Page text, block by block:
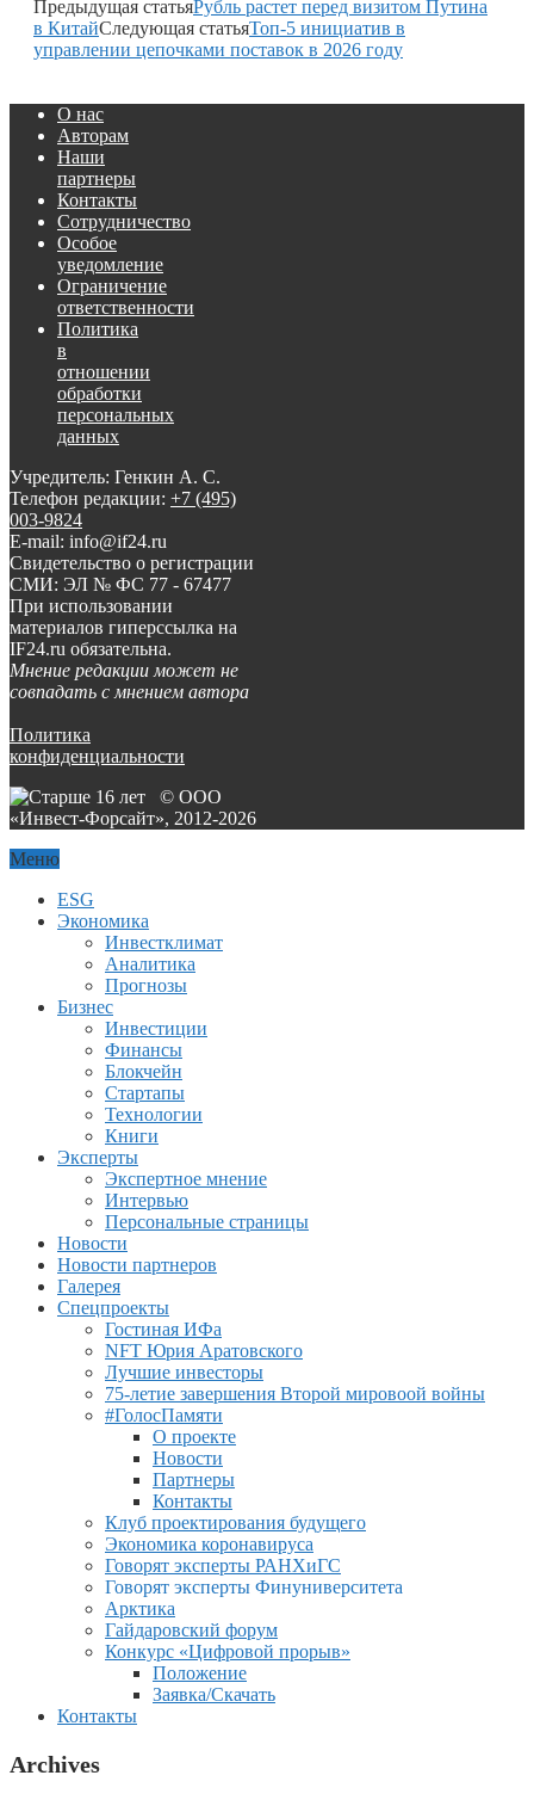
Предыдущая статьяРубль растет перед визитом Путина
в КитайСледующая статьяТоп-5 инициатив в
управлении цепочками поставок в 2026 году
О нас
Авторам
Наши
партнеры
Контакты
Сотрудничество
Особое
уведомление
Ограничение
ответственности
Политика
в
отношении
обработки
персональных
данных
Учредитель: Генкин А. С.
Телефон редакции: +7 (495)
003-9824
E-mail: info@if24.ru
Свидетельство о регистрации
СМИ: ЭЛ № ФС 77 - 67477
При использовании
материалов гиперссылка на
IF24.ru обязательна.
Мнение редакции может не
совпадать с мнением автора
Политика
конфиденциальности
© ООО
«Инвест-Форсайт», 2012-2026
Меню
ESG
Экономика
Инвестклимат
Аналитика
Прогнозы
Бизнес
Инвестиции
Финансы
Блокчейн
Стартапы
Технологии
Книги
Эксперты
Экспертное мнение
Интервью
Персональные страницы
Новости
Новости партнеров
Галерея
Спецпроекты
Гостиная ИФа
NFT Юрия Аратовского
Лучшие инвесторы
75-летие завершения Второй мировоой войны
#ГолосПамяти
О проекте
Новости
Партнеры
Контакты
Клуб проектирования будущего
Экономика коронавируса
Говорят эксперты РАНХиГС
Говорят эксперты Финуниверситета
Арктика
Гайдаровский форум
Конкурс «Цифровой прорыв»
Положение
Заявка/Скачать
Контакты
Archives